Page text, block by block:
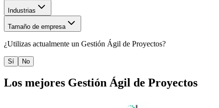
Industrias
Tamaño de empresa
¿Utilizas actualmente un Gestión Ágil de Proyectos?
Sí No
Los mejores Gestión Ágil de Proyectos